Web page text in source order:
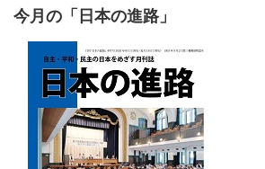
今月の「日本の進路」